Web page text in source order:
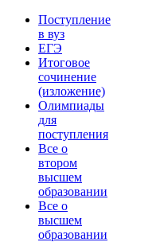
Поступление
в вуз
ЕГЭ
Итоговое
сочинение
(изложение)
Олимпиады
для
поступления
Все о
втором
высшем
образовании
Все о
высшем
образовании